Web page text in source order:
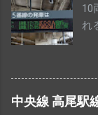
10
れ
中央線 高尾駅